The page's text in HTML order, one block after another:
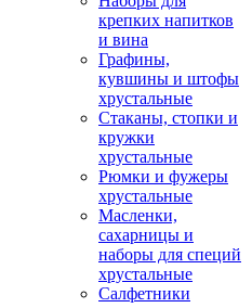
крепких напитков
и вина
Графины,
кувшины и штофы
хрустальные
Стаканы, стопки и
кружки
хрустальные
Рюмки и фужеры
хрустальные
Масленки,
сахарницы и
наборы для специй
хрустальные
Салфетники